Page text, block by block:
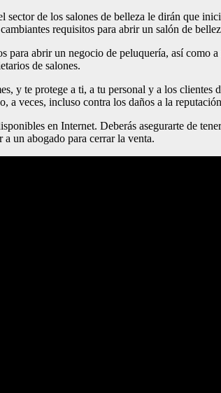
sector de los salones de belleza le dirán que
requisitos para abrir un salón de
abrir un negocio de peluquería, así como
de salones.
y te protege a ti, a tu personal y a los
a veces, incluso contra los daños a la
en Internet. Deberás asegurarte de
un abogado para cerrar la venta.